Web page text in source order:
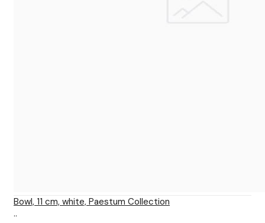
Bowl, 11 cm, white, Paestum Collection
..